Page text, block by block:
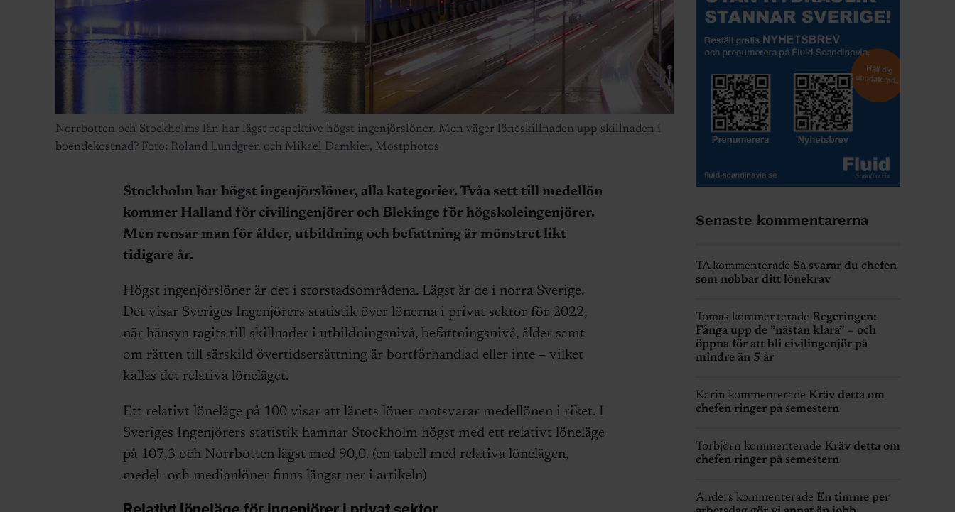
Norrbotten och Stockholms län har lägst respektive högst ingenjörslöner. Men väger löneskillnaden upp skillnaden i
boendekostnad? Foto: Roland Lundgren och Mikael Damkier, Mostphotos
Stockholm har högst ingenjörslöner, alla kategorier. Tvåa sett till medellön
kommer Halland för civilingenjörer och Blekinge för högskoleingenjörer.
Men rensar man för ålder, utbildning och befattning är mönstret likt
tidigare år.
Högst ingenjörslöner är det i storstadsområdena. Lägst är de i norra Sverige.
Det visar Sveriges Ingenjörers statistik över lönerna i privat sektor för 2022,
när hänsyn tagits till skillnader i utbildningsnivå, befattningsnivå, ålder samt
om rätten till särskild övertidsersättning är bortförhandlad eller inte – vilket
kallas det relativa löneläget.
Ett relativt löneläge på 100 visar att länets löner motsvarar medellönen i riket. I
Sveriges Ingenjörers statistik hamnar Stockholm högst med ett relativt löneläge
på 107,3 och Norrbotten lägst med 90,0. (en tabell med relativa lönelägen,
medel- och medianlöner finns längst ner i artikeln)
Senaste kommentarerna
TA kommenterade Så svarar du chefen
som nobbar ditt lönekrav
Tomas kommenterade Regeringen:
Fånga upp de ”nästan klara” – och
öppna för att bli civilingenjör på
mindre än 5 år
Karin kommenterade Kräv detta om
chefen ringer på semestern
Torbjörn kommenterade Kräv detta om
chefen ringer på semestern
Anders kommenterade En timme per